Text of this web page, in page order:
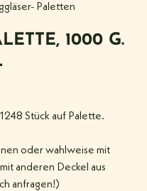
Paletten
1000 G.
Stück auf Palette.
oder wahlweise mit
anderen Deckel aus
anfragen!)